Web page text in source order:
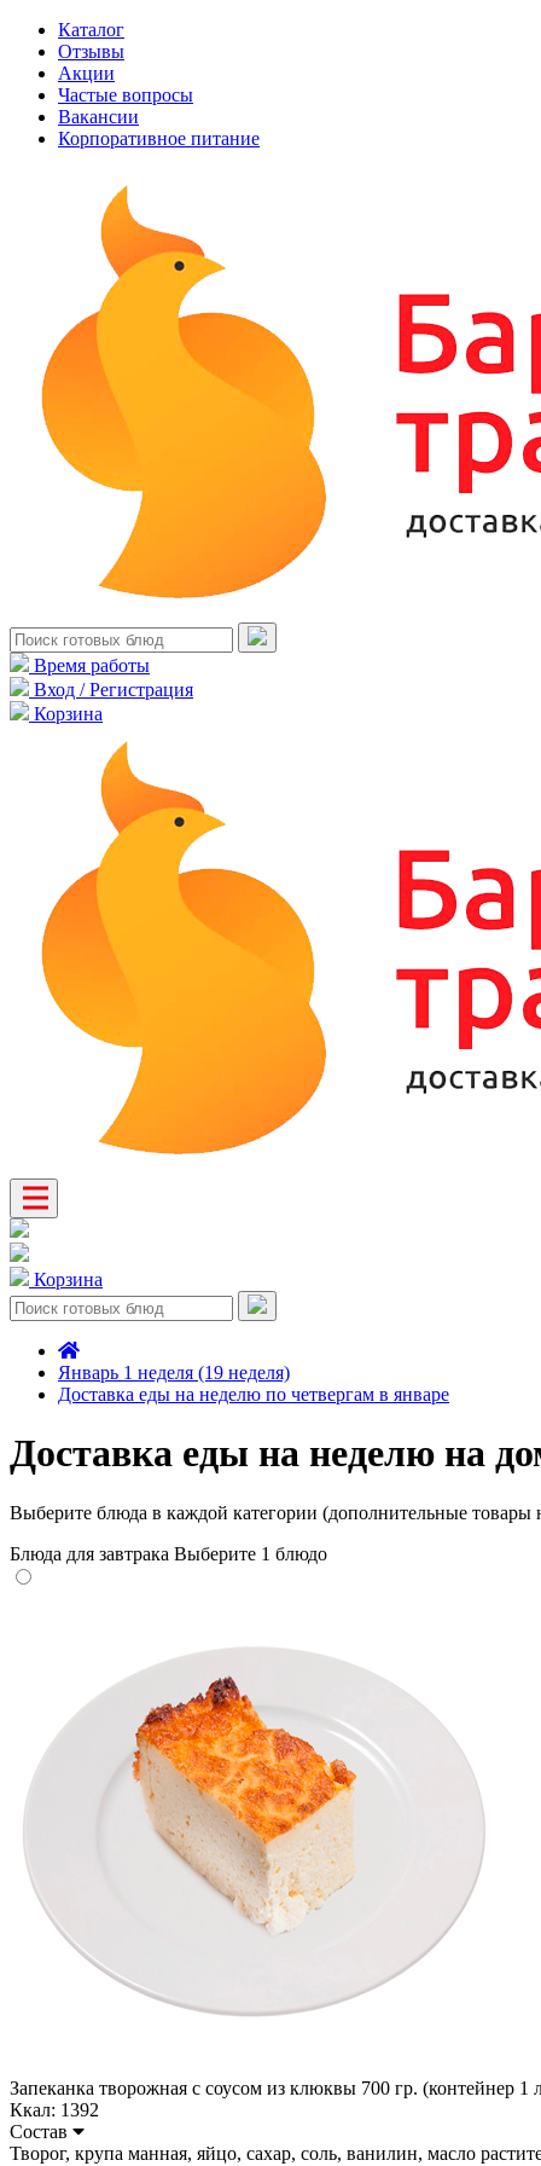
Каталог
Отзывы
Акции
Частые вопросы
Вакансии
Корпоративное питание
Время работы
Вход / Регистрация
Корзина
Корзина
Январь 1 неделя (19 неделя)
Доставка еды на неделю по четвергам в январе
Доставка еды на неделю на
Выберите блюда в каждой категории (дополнительные товары
Блюда для завтрака Выберите 1 блюдо
Запеканка творожная с соусом из клюквы 700 гр. (контейнер 1
Ккал: 1392
Состав
Творог, крупа манная, яйцо, сахар, соль, ванилин, масло